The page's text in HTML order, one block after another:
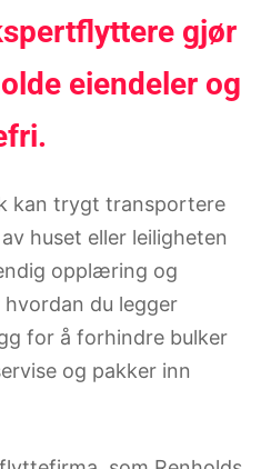
gjør
eiendeler og
kan trygt transportere
huset eller leiligheten
opplæring og
du legger
for å forhindre bulker
og pakker inn